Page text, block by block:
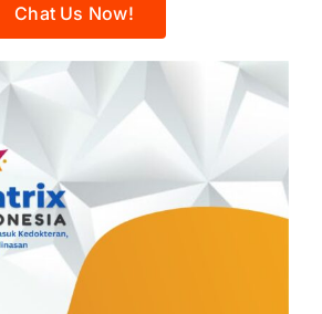
Chat Us Now!